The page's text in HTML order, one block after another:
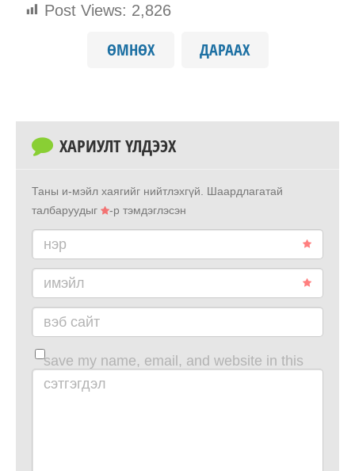
Post Views: 2,826
ӨМНӨХ ДАРААХ
ХАРИУЛТ ҮЛДЭЭХ
Таны и-мэйл хаягийг нийтлэхгүй.
Шаардлагатай
талбаруудыг
-р тэмдэглэсэн
нэр
имэйл
вэб сайт
save my name, email, and website in this
browser for the next time i comment.
сэтгэгдэл